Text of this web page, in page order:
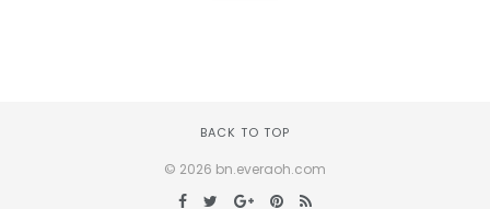
BACK TO TOP
© 2026 bn.everaoh.com